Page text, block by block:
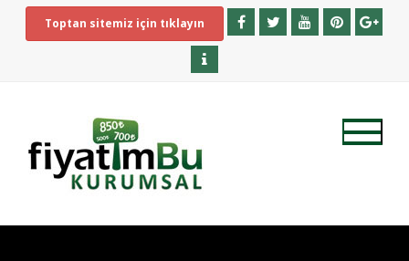
Toptan sitemiz için tıklayın